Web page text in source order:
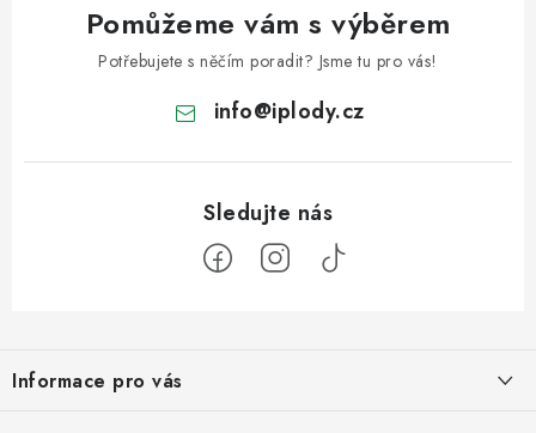
Pomůžeme vám s výběrem
Potřebujete s něčím poradit? Jsme tu pro vás!
info@iplody.cz
pInformace pro vás